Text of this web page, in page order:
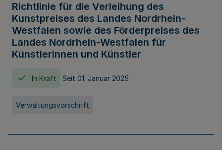
Richtlinie für die Verleihung des
Kunstpreises des Landes Nordrhein-
Westfalen sowie des Förderpreises des
Landes Nordrhein-Westfalen für
Künstlerinnen und Künstler
In Kraft Seit 01. Januar 2025
Verwaltungsvorschrift